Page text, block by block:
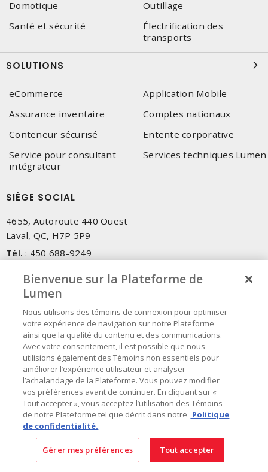
Domotique
Outillage
Santé et sécurité
Électrification des
transports
SOLUTIONS
eCommerce
Application Mobile
Assurance inventaire
Comptes nationaux
Conteneur sécurisé
Entente corporative
Service pour consultant-
intégrateur
Services techniques Lumen
SIÈGE SOCIAL
4655, Autoroute 440 Ouest
Laval, QC, H7P 5P9
Tél. : 450 688-9249
Téléc.:450 686-1444
Service d'urgence
bureau - 17h00 et 7h00, Frais applicables)
Fait au Canada avec des composants canadiens et importés
INSCRIVEZ-VOUS À L'INFOLETTRE
Obtenez des informations à jour sur les offres de Lumen
Bienvenue sur la Plateforme de
Lumen
Nous utilisons des témoins de connexion pour optimiser
votre expérience de navigation sur notre Plateforme
ainsi que la qualité du contenu et des communications.
Avec votre consentement, il est possible que nous
utilisions également des Témoins non essentiels pour
améliorer l’expérience utilisateur et analyser
l’achalandage de la Plateforme. Vous pouvez modifier
vos préférences avant de continuer. En cliquant sur «
Tout accepter », vous acceptez l’utilisation des Témoins
de notre Plateforme tel que décrit dans notre Politique
de confidentialité.
Gérer mes préférences Tout accepter